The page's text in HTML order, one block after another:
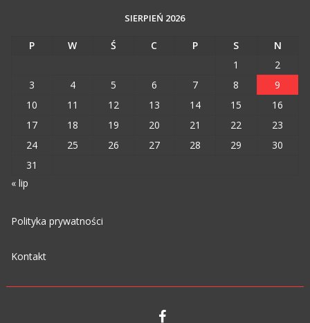
SIERPIEŃ 2026
P W Ś C P S
N
1
2
3
4 5 6 7 8
9
10
11 12 13 14 15
16
17
18 19 20 21 22
23
24
25 26 27 28 29
30
31
« lip
Polityka prywatności
Kontakt